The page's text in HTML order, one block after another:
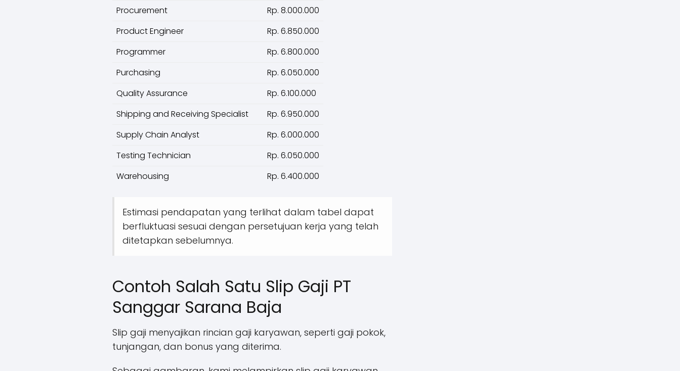
Procurement
Rp. 8.000.000
Product Engineer
Rp. 6.850.000
Programmer
Rp. 6.800.000
Purchasing
Rp. 6.050.000
Quality Assurance
Rp. 6.100.000
Shipping and Receiving Specialist
Rp. 6.950.000
Supply Chain Analyst
Rp. 6.000.000
Testing Technician
Rp. 6.050.000
Warehousing
Rp. 6.400.000
Estimasi pendapatan yang terlihat dalam tabel dapat
berfluktuasi sesuai dengan persetujuan kerja yang telah
ditetapkan sebelumnya.
Contoh Salah Satu Slip Gaji PT
Sanggar Sarana Baja
Slip gaji menyajikan rincian gaji karyawan, seperti gaji pokok,
tunjangan, dan bonus yang diterima.